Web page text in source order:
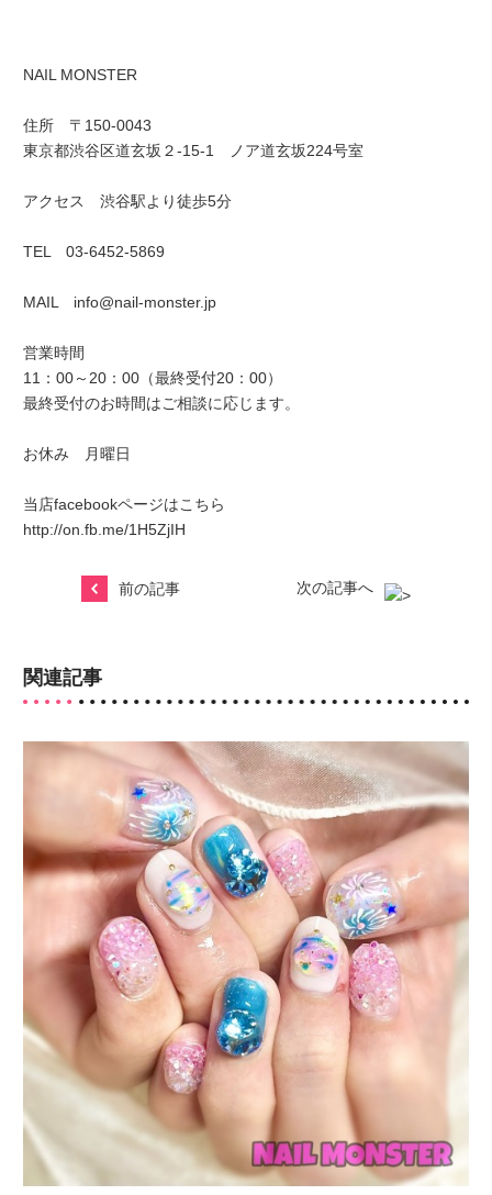
NAIL MONSTER
住所 〒150-0043
東京都渋谷区道玄坂２-15-1 ノア道玄坂224号室
アクセス 渋谷駅より徒歩5分
TEL 03-6452-5869
MAIL info@nail-monster.jp
営業時間
11：00～20：00（最終受付20：00）
最終受付のお時間はご相談に応じます。
お休み 月曜日
当店facebookページはこちら
http://on.fb.me/1H5ZjIH
前の記事 次の記事へ
関連記事